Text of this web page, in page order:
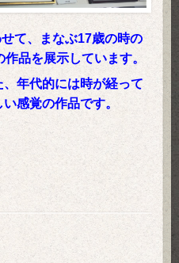
て、まなぶ17歳の時の
品を展示しています。
年代的には時が経って
感覚の作品です。